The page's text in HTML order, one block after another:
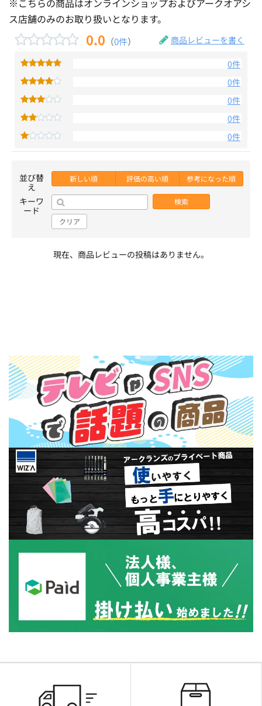
※こちらの商品はオンラインショップおよびアークオアシ
ス店舗のみのお取り扱いとなります。
0.0 （0件） 商品レビューを書く
0件
0件
0件
0件
0件
並び替
え
新しい順 評価の高い順 参考になった順
キーワ
ード
検索
クリア
現在、商品レビューの投稿はありません。